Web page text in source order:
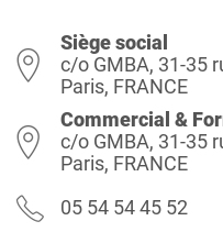
Siège social
c/o GMBA, 31-35
Paris, FRANCE
Commercial &
c/o GMBA, 31-35
Paris, FRANCE
05 54 54 45 52